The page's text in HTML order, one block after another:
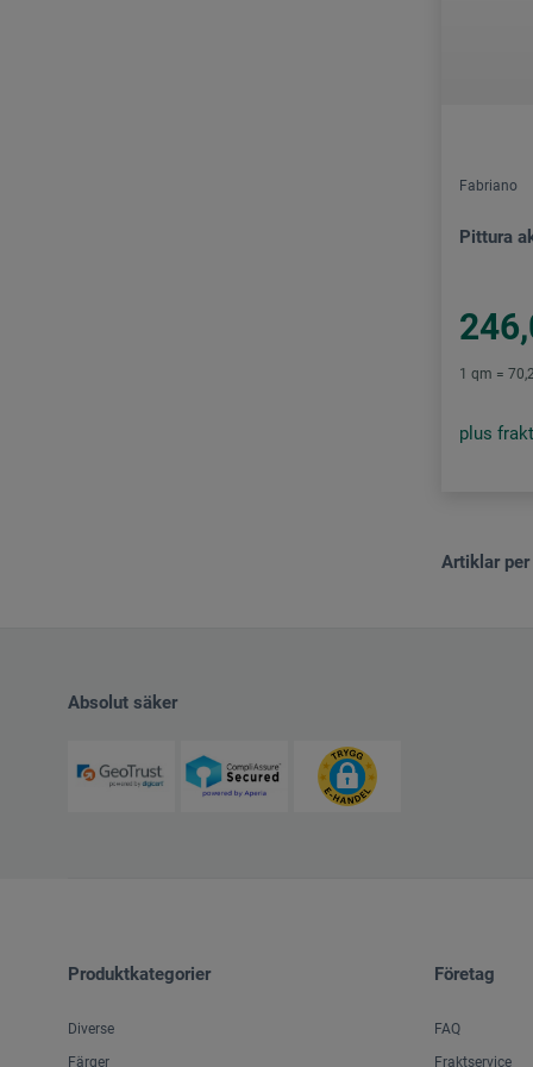
Fabriano
Pittura
1 qm =
plus
Artiklar per
Absolut säker
Produktkategorier
Diverse
Färger
Företag
FAQ
Fraktservice